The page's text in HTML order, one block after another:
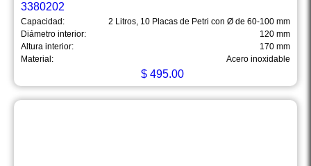
3380202
Capacidad:
2 Litros, 10 Placas de Petri con Ø de 60-100 mm
Diámetro interior:
120 mm
Altura interior:
170 mm
Material:
Acero inoxidable
$ 495.00